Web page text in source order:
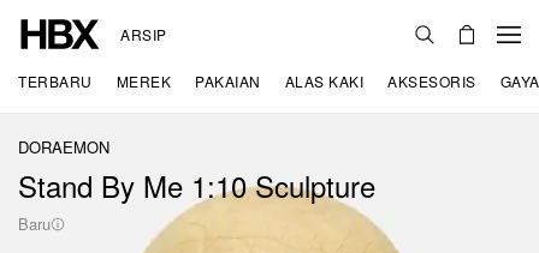
ARSIP
TERBARU MEREK PAKAIAN ALAS KAKI AKSESORIS
DORAEMON
Stand By Me 1:10 Sculpture
Baru